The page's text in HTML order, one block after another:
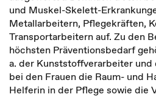
und Muskel-Skelett-
Metallarbeitern, Pflegekräften,
Transportarbeitern auf. Zu den
höchsten Präventionsbedarf
a. der Kunststoffverarbeiter
bei den Frauen die Raum- und
Helferin in der Pflege sowie die